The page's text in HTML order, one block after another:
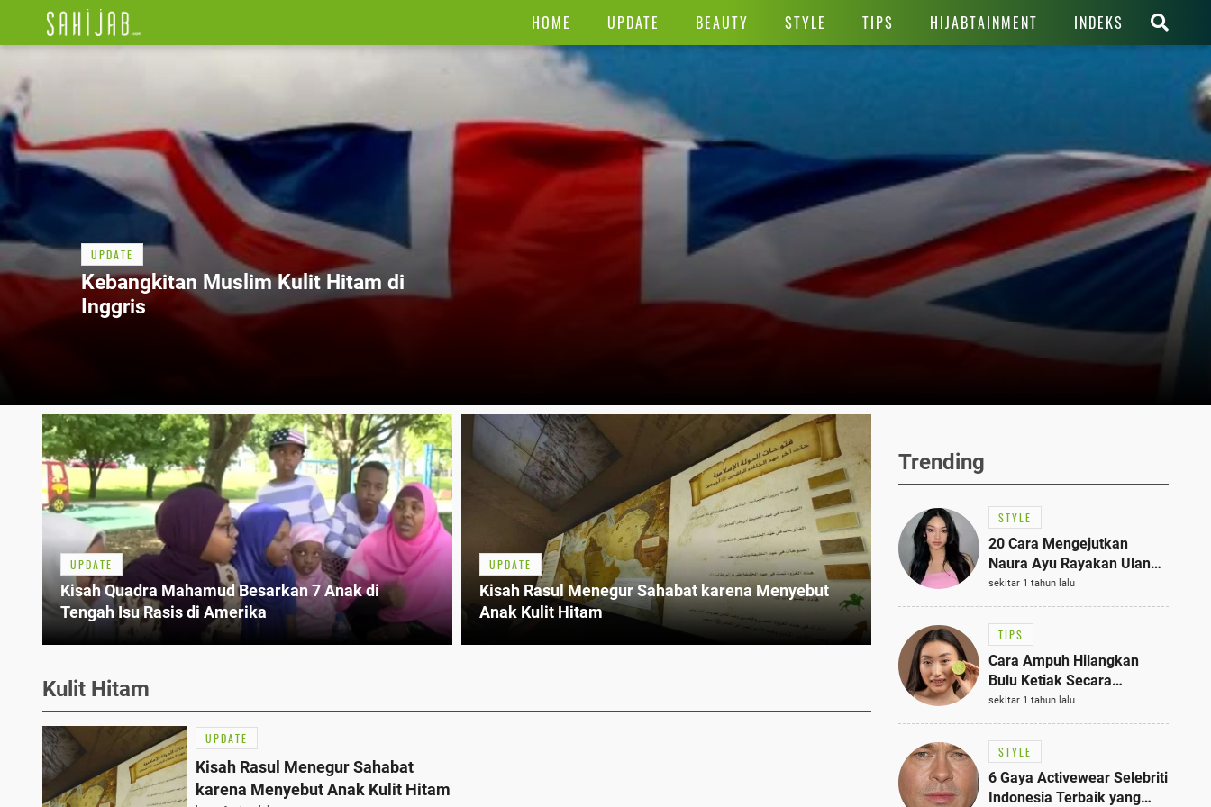
HOME UPDATE BEAUTY STYLE TIPS HIJABTAINMENT INDEKS
UPDATE
Kebangkitan Muslim Kulit Hitam di
Inggris
UPDATE
Kisah Quadra Mahamud Besarkan 7 Anak di
Tengah Isu Rasis di Amerika
UPDATE
Kisah Rasul Menegur Sahabat karena Menyebut
Anak Kulit Hitam
Kulit Hitam
UPDATE
Kisah Rasul Menegur Sahabat
karena Menyebut Anak Kulit Hitam
Trending
STYLE
20 Cara Mengejutkan
Naura Ayu Rayakan Ulang
Tahun di Panti Asuhan,
Terlihat Anggun dengan
Kaftan Cokelat
sekitar 1 tahun lalu
TIPS
Cara Ampuh Hilangkan
Bulu Ketiak Secara
Permanen dalam 5
Langkah Sederhana
sekitar 1 tahun lalu
STYLE
6 Gaya Activewear Selebriti
Indonesia Terbaik yang